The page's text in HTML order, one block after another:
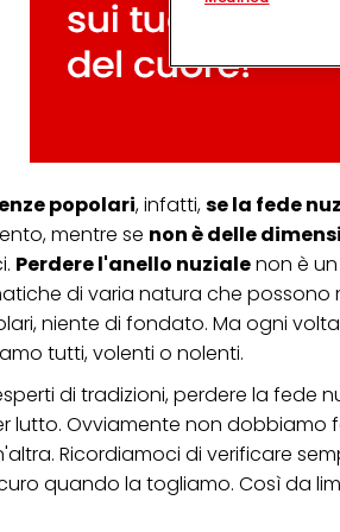
popolari, infatti,se la fede
mentre se non è delle
Perdere l'anello nuzialenon è
di varia natura che possono
niente di fondato. Ma ogni
tutti, volenti o nolenti.
di tradizioni, perdere la fede
lutto. Ovviamente non dobbiamo
Ricordiamoci di verificare
quando la togliamo. Così da
terzi, conservare
identificati) su
misurare e
collegata nel piè di
collegata nel piè di
periodo di
"modifica" di
Se fai clic su
per uno o più degli
tuoi dati personali
necessari per